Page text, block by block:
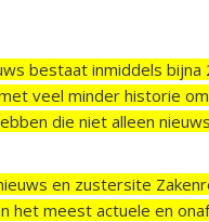
bestaat inmiddels
veel minder historie
die niet alleen
en zustersite
het meest actuele en